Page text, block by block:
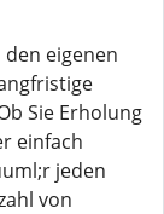
eigenen
Sie Erholung
einfach
jeden
von